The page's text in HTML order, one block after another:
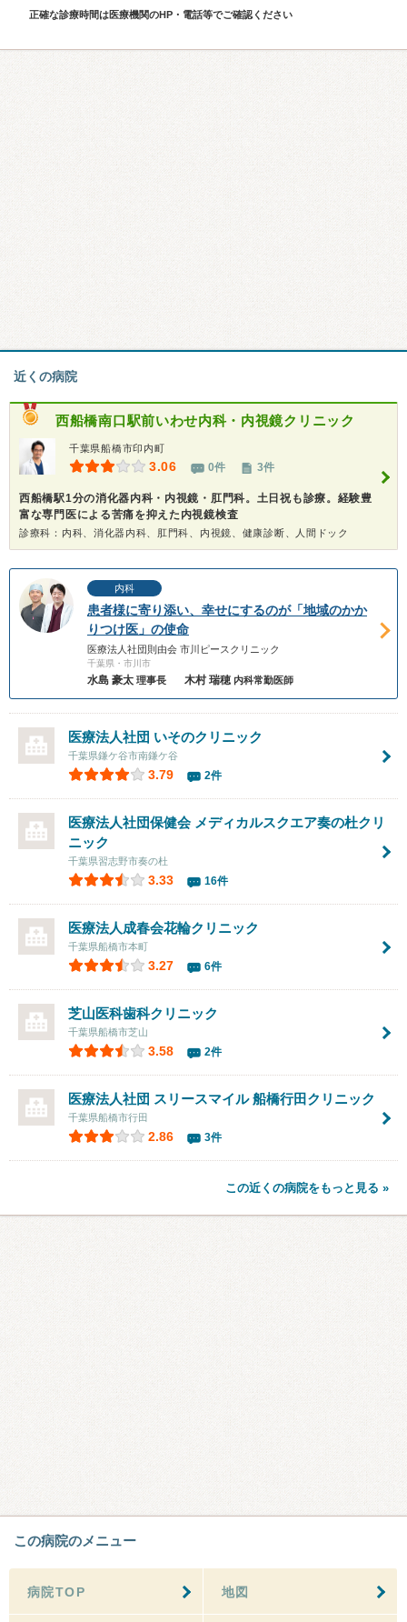
正確な診療時間は医療機関のHP・電話等でご確認ください
近くの病院
西船橋南口駅前いわせ内科・内視鏡クリニック
千葉県船橋市印内町
3.06 0件 3件
西船橋駅1分の消化器内科・内視鏡・肛門科。土日祝も診療。経験豊
富な専門医による苦痛を抑えた内視鏡検査
診療科：内科、消化器内科、肛門科、内視鏡、健康診断、人間ドック
内科
患者様に寄り添い、幸せにするのが「地域のかか
りつけ医」の使命
医療法人社団則由会 市川ピースクリニック
千葉県・市川市
水島 豪太 理事長 木村 瑞穂 内科常勤医師
医療法人社団 いそのクリニック
千葉県鎌ケ谷市南鎌ケ谷
3.79 2件
医療法人社団保健会 メディカルスクエア奏の杜クリ
ニック
千葉県習志野市奏の杜
3.33 16件
医療法人成春会花輪クリニック
千葉県船橋市本町
3.27 6件
芝山医科歯科クリニック
千葉県船橋市芝山
3.58 2件
医療法人社団 スリースマイル 船橋行田クリニック
千葉県船橋市行田
2.86 3件
この近くの病院をもっと見る »
この病院のメニュー
病院TOP 地図